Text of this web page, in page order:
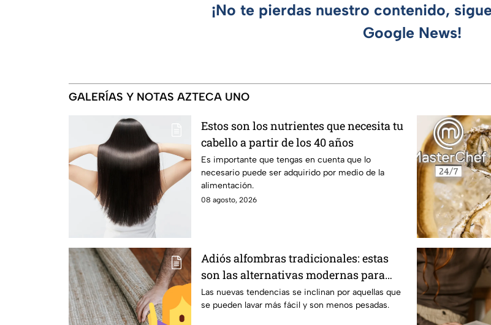
¡No te pierdas nuestro contenido,
Google News!
GALERÍAS Y NOTAS AZTECA UNO
Estos son los nutrientes que necesita tu
cabello a partir de los 40 años
Es importante que tengas en cuenta que lo
necesario puede ser adquirido por medio de la
alimentación.
08 agosto, 2026
Adiós alfombras tradicionales: estas
son las alternativas modernas para
colocar en tu piso
Las nuevas tendencias se inclinan por aquellas que
se pueden lavar más fácil y son menos pesadas.